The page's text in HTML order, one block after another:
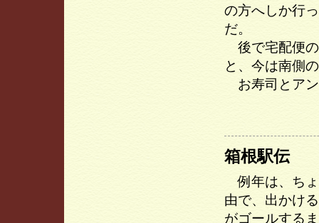
の方へしか行
だ。
後で宅配便の
と、今は南側
お寿司とアン
箱根駅伝
例年は、ちょ
由で、出かけ
がゴールする